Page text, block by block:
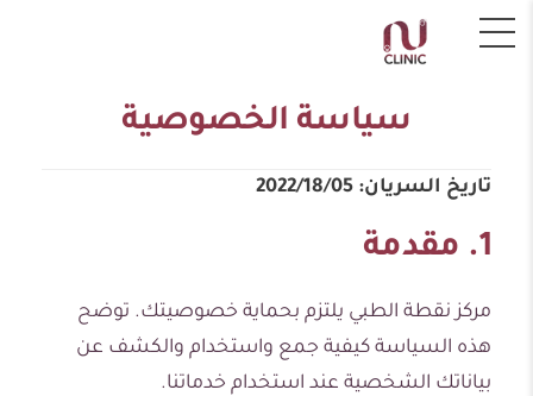
سياسة الخصوصية
تاريخ السريان: 2022/18/05
1. مقدمة
مركز نقطة الطبي يلتزم بحماية خصوصيتك. توضح
هذه السياسة كيفية جمع واستخدام والكشف عن
بياناتك الشخصية عند استخدام خدماتنا.